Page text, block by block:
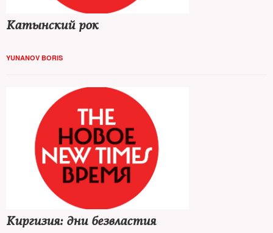
Катынский рок
YUNANOV BORIS
Киргизия: дни безвластия